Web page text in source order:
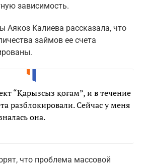
зависимость.
Аякоз Калиева рассказала, что
займов ее счета
“Қарызсыз қоғам”, и в течение
разблокировали. Сейчас у меня
она.
что проблема массовой